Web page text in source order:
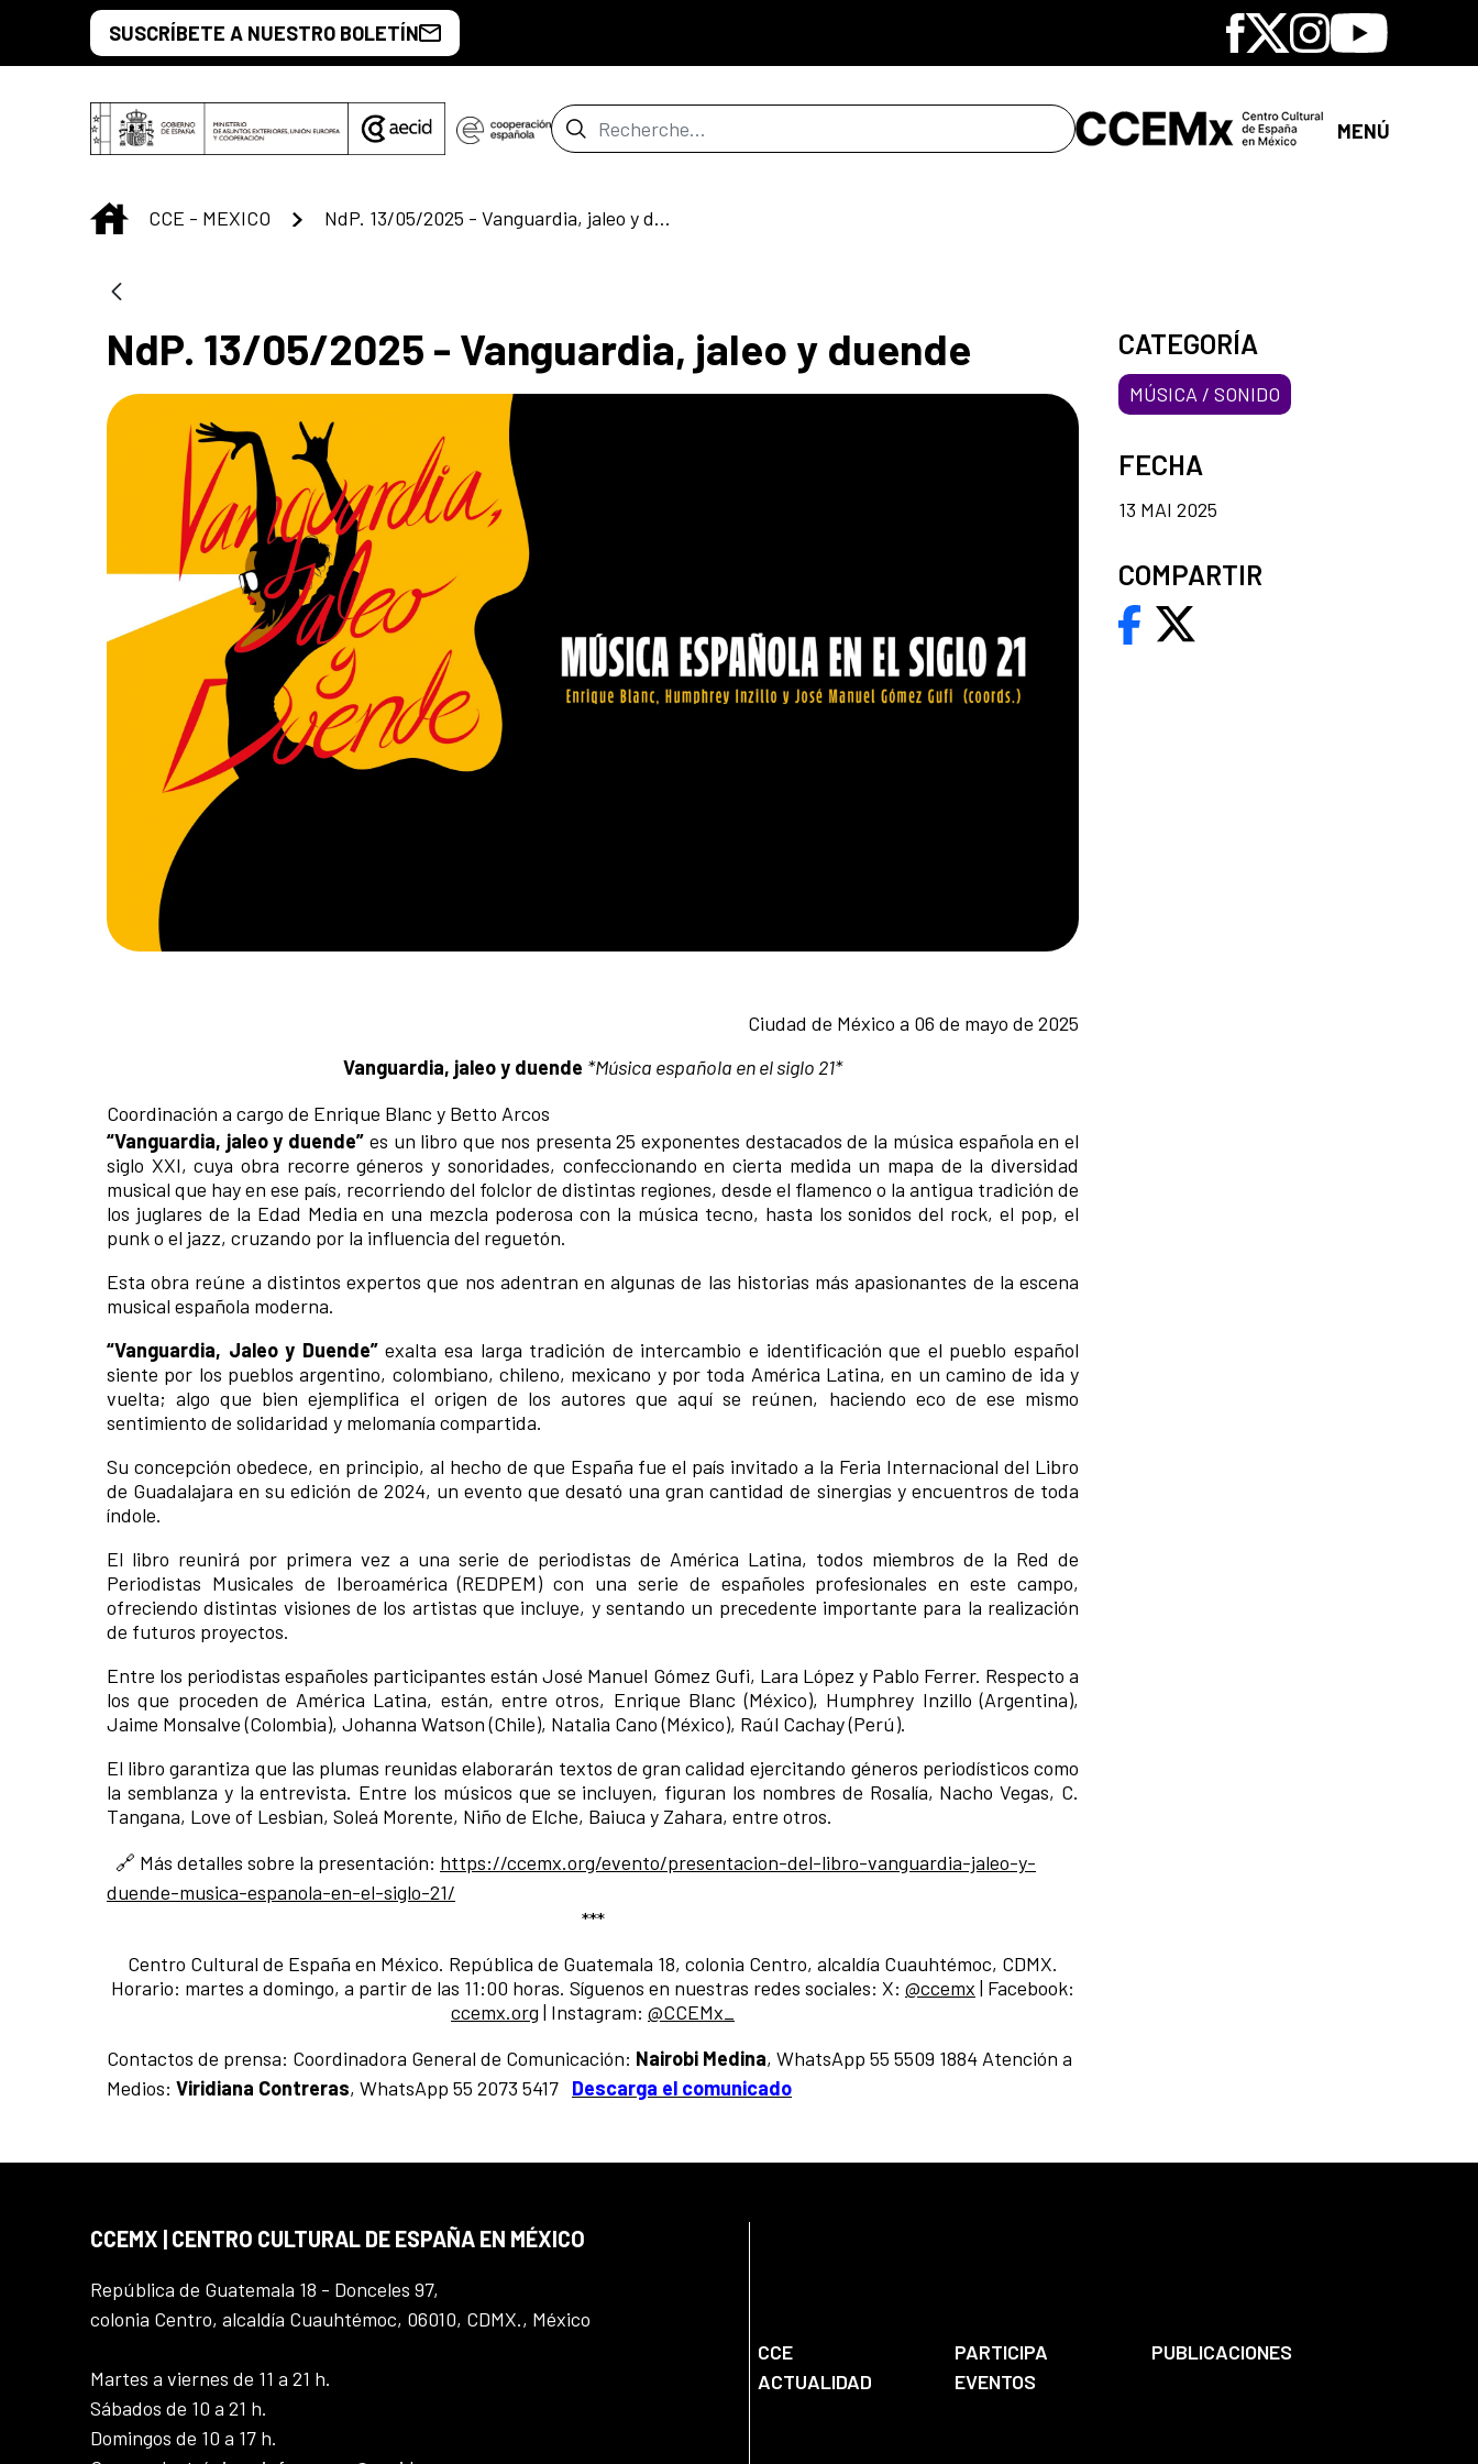
Saut au contenu principal
SUSCRÍBETE A NUESTRO BOLETÍN Facebook
X Instagram
Youtube
Barre de recherche MENÚ
INICIO
CCE - MEXICO NdP. 13/05/2025 - Vanguardia, jaleo y duende
NdP. 13/05/2025 - Vanguardia, jaleo y duende
Ciudad de México a 06 de mayo de 2025
Vanguardia, jaleo y duende *Música española en el siglo 21*
Coordinación a cargo de Enrique Blanc y Betto Arcos
“Vanguardia, jaleo y duende” es un libro que nos presenta 25 exponentes destacados de la música española en el
siglo XXI, cuya obra recorre géneros y sonoridades, confeccionando en cierta medida un mapa de la diversidad
musical que hay en ese país, recorriendo del folclor de distintas regiones, desde el flamenco o la antigua tradición de
los juglares de la Edad Media en una mezcla poderosa con la música tecno, hasta los sonidos del rock, el pop, el
punk o el jazz, cruzando por la influencia del reguetón.
Esta obra reúne a distintos expertos que nos adentran en algunas de las historias más apasionantes de la escena
musical española moderna.
“Vanguardia, Jaleo y Duende”exalta esa larga tradición de intercambio e identificación que el pueblo español
siente por los pueblos argentino, colombiano, chileno, mexicano y por toda América Latina, en un camino de ida y
vuelta; algo que bien ejemplifica el origen de los autores que aquí se reúnen, haciendo eco de ese mismo
sentimiento de solidaridad y melomanía compartida.
Su concepción obedece, en principio, al hecho de que España fue el país invitado a la Feria Internacional del Libro
de Guadalajara en su edición de 2024, un evento que desató una gran cantidad de sinergias y encuentros de toda
índole.
El libro reunirá por primera vez a una serie de periodistas de América Latina, todos miembros de la Red de
Periodistas Musicales de Iberoamérica (REDPEM) con una serie de españoles profesionales en este campo,
ofreciendo distintas visiones de los artistas que incluye, y sentando un precedente importante para la realización
de futuros proyectos.
Entre los periodistas españoles participantes están José Manuel Gómez Gufi, Lara López y Pablo Ferrer. Respecto a
los que proceden de América Latina, están, entre otros, Enrique Blanc (México), Humphrey Inzillo (Argentina),
Jaime Monsalve (Colombia), Johanna Watson (Chile), Natalia Cano (México), Raúl Cachay (Perú).
El libro garantiza que las plumas reunidas elaborarán textos de gran calidad ejercitando géneros periodísticos como
la semblanza y la entrevista. Entre los músicos que se incluyen, figuran los nombres de Rosalía, Nacho Vegas, C.
Tangana, Love of Lesbian, Soleá Morente, Niño de Elche, Baiuca y Zahara, entre otros.
🔗 Más detalles sobre la presentación: https://ccemx.org/evento/presentacion-del-libro-vanguardia-jaleo-y-
duende-musica-espanola-en-el-siglo-21/
***
Centro Cultural de España en México. República de Guatemala 18, colonia Centro, alcaldía Cuauhtémoc, CDMX.
Horario: martes a domingo, a partir de las 11:00 horas. Síguenos en nuestras redes sociales: X: @ccemx | Facebook:
ccemx.org | Instagram: @CCEMx_
Contactos de prensa: Coordinadora General de Comunicación: Nairobi Medina, WhatsApp 55 5509 1884 Atención a
Medios: Viridiana Contreras, WhatsApp 55 2073 5417 Descarga el comunicado
CATEGORÍA
MÚSICA / SONIDO
FECHA
13 MAI 2025
COMPARTIR
CCEMX | CENTRO CULTURAL DE ESPAÑA EN MÉXICO
República de Guatemala 18 - Donceles 97,
colonia Centro, alcaldía Cuauhtémoc, 06010, CDMX., México
Martes a viernes de 11 a 21 h.
Sábados de 10 a 21 h.
Domingos de 10 a 17 h.
CCE PARTICIPA
PUBLICACIONES
ACTUALIDAD
EVENTOS